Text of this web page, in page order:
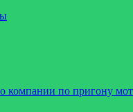
компании по пригону